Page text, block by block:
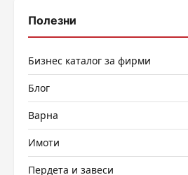
Полезни
Бизнес каталог за фирми
Блог
Варна
Имоти
Пердета и завеси